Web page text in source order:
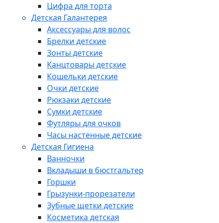
Цифра для торта
Детская Галантерея
Аксессуары для волос
Брелки детские
Зонты детские
Канцтовары детские
Кошельки детские
Очки детские
Рюкзаки детские
Сумки детские
Футляры для очков
Часы настенные детские
Детская Гигиена
Ванночки
Вкладыши в бюстгальтер
Горшки
Грызунки-прорезатели
Зубные щетки детские
Косметика детская